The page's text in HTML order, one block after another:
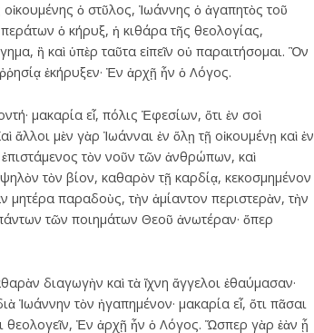
ὁ στῦλος, Ἰωάννης ὁ ἀγαπητὸς τοῦ
ὁ κήρυξ, ἡ κιθάρα τῆς θεολογίας,
ἢ καὶ ὑπὲρ ταῦτα εἰπεῖν οὐ παραιτήσομαι. Ὃν
ἐκήρυξεν· Ἐν ἀρχῇ ἦν ὁ Λόγος.
μακαρία εἶ, πόλις Ἐφεσίων, ὅτι ἐν σοὶ
ἄλλοι μὲν γὰρ Ἰωάνναι ἐν ὅλῃ τῇ οἰκουμένῃ καὶ ἐν
ἐπιστάμενος τὸν νοῦν τῶν ἀνθρώπων, καὶ
τὸν βίον, καθαρὸν τῇ καρδίᾳ, κεκοσμημένον
μητέρα παραδοὺς, τὴν ἀμίαντον περιστερὰν, τὴν
τῶν ποιημάτων Θεοῦ ἀνωτέραν· ὅπερ
διαγωγὴν καὶ τὰ ἴχνη ἄγγελοι ἐθαύμασαν·
τὸν ἠγαπημένον· μακαρία εἶ, ὅτι πᾶσαι
θεολογεῖν, Ἐν ἀρχῇ ἦν ὁ Λόγος. Ὥσπερ γὰρ ἐὰν ᾖ